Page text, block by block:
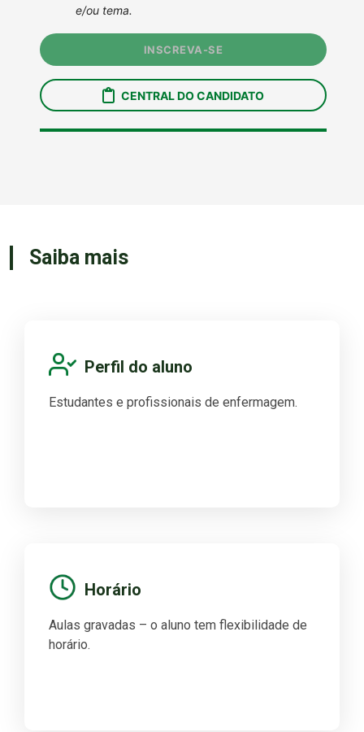
Saiba mais
Perfil do aluno
Estudantes e profissionais de enfermagem.
Horário
Aulas gravadas – o aluno tem flexibilidade de
horário.